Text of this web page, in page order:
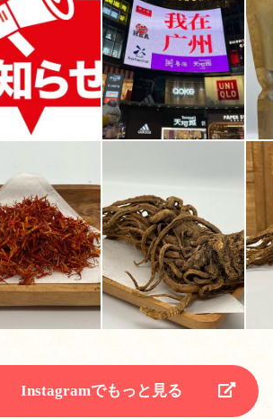
Instagramでもっと見る